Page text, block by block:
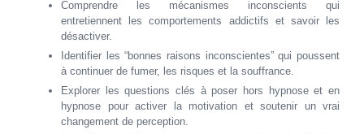
Comprendre les mécanismes inconscients qui
entretiennent les comportements addictifs et savoir les
désactiver.
Identifier les “bonnes raisons inconscientes” qui poussent
à continuer de fumer, les risques et la souffrance.
Explorer les questions clés à poser hors hypnose et en
hypnose pour activer la motivation et soutenir un vrai
changement de perception.